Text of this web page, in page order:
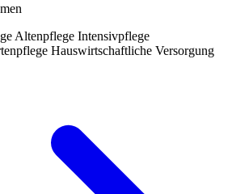
Altenpflege Intensivpflege
Hauswirtschaftliche Versorgung